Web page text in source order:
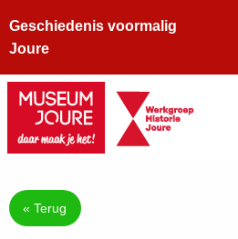
Geschiedenis voormalig
Joure
« Terug